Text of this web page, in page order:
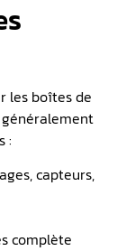
les boîtes de
généralement
:
capteurs,
complète